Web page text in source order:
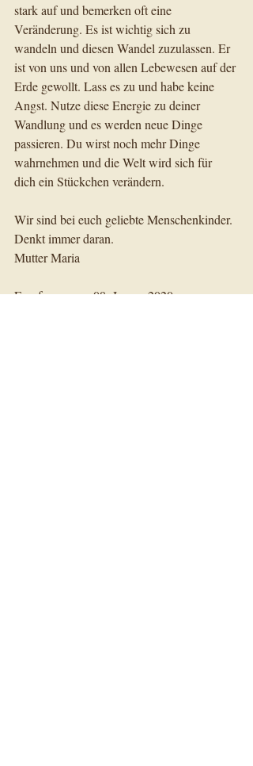
stark auf und bemerken oft eine
Veränderung. Es ist wichtig sich zu
wandeln und diesen Wandel zuzulassen. Er
ist von uns und von allen Lebewesen auf der
Erde gewollt. Lass es zu und habe keine
Angst. Nutze diese Energie zu deiner
Wandlung und es werden neue Dinge
passieren. Du wirst noch mehr Dinge
wahrnehmen und die Welt wird sich für
dich ein Stückchen verändern.
Wir sind bei euch geliebte Menschenkinder.
Denkt immer daran.
Mutter Maria
Empfangen am 08. Januar 2020